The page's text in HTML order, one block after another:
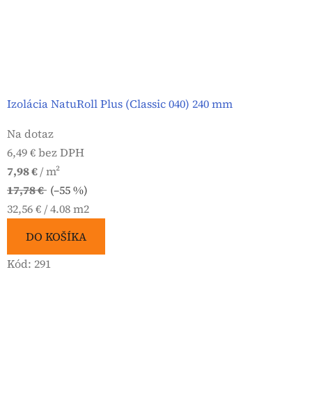
Izolácia NatuRoll Plus (Classic 040) 240 mm
Na dotaz
6,49 € bez DPH
7,98 €/ m²
17,78 € (–55 %)
Jednotková
32,56 € / 4.08 m2
DO KOŠÍKA
Kód: 291